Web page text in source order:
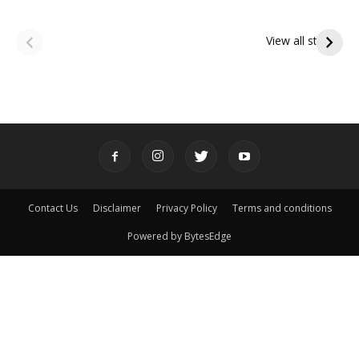
View all stories
పితృదేవతల ఆశీర్వాదం
ఇంద్రకీలాద్రి గిరి ప్రదక్షిణ
Contact Us Disclaimer Privacy Policy Terms and conditions
Powered by BytesEdge